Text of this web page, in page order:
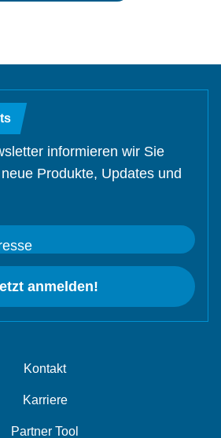
Kontakt
Karriere
Partner Tool
informieren wir Sie
Produkte, Updates und
anmelden!